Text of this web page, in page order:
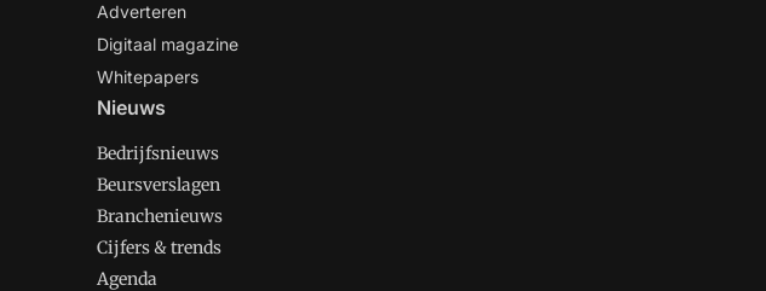
Adverteren
Digitaal magazine
Whitepapers
Nieuws
Bedrijfsnieuws
Beursverslagen
Branchenieuws
Cijfers & trends
Agenda